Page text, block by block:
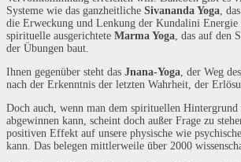
Systeme wie das ganzheitliche Sivananda Yoga , das
die Erweckung und Lenkung der Kundalini Energie
spirituelle ausgerichtete Marma Yoga , das auf den
der Übungen baut.
Ihnen gegenüber steht das Jnana-Yoga , der Weg
nach der Erkenntnis der letzten Wahrheit, der
Doch auch, wenn man dem spirituellen Hintergrund
abgewinnen kann, scheint doch außer Frage zu
positiven Effekt auf unsere physische wie
kann. Das belegen mittlerweile über 2000